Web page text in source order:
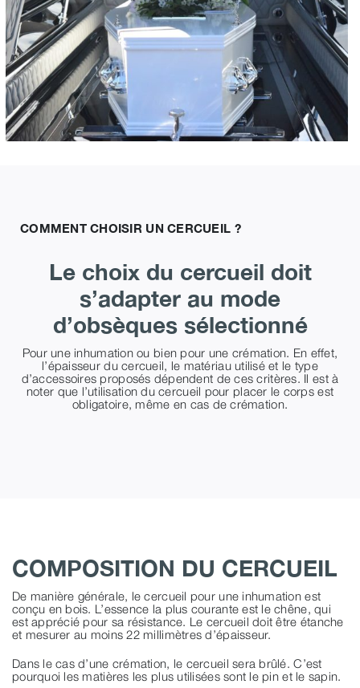
COMMENT CHOISIR UN CERCUEIL ?
Le choix du cercueil doit
s’adapter au mode
d’obsèques sélectionné
Pour une inhumation ou bien pour une crémation. En effet,
l’épaisseur du cercueil, le matériau utilisé et le type
d’accessoires proposés dépendent de ces critères. Il est à
noter que l’utilisation du cercueil pour placer le corps est
obligatoire, même en cas de crémation.
COMPOSITION DU CERCUEIL
De manière générale, le cercueil pour une inhumation est
conçu en bois. L’essence la plus courante est le chêne, qui
est apprécié pour sa résistance. Le cercueil doit être étanche
et mesurer au moins 22 millimètres d’épaisseur.
Dans le cas d’une crémation, le cercueil sera brûlé. C’est
pourquoi les matières les plus utilisées sont le pin et le sapin.